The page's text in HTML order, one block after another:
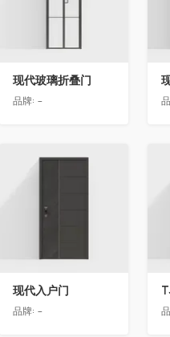
现代玻璃折叠门
品牌: -
收藏
现代入户门
品牌: -